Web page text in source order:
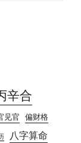
辛合
见官 偏财格
八字算命